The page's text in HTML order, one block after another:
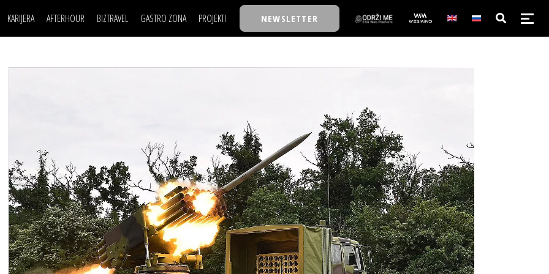
KARIJERA AFTERHOUR BIZTRAVEL GASTRO ZONA PROJEKTI
BACK TO OFFICE/SCHOOL
BIZBENDOVI
BIZKOLEGIJUM
BMW BIZNIS LIGA
BIZLIFE WEEK
IZJAVA GODINE
NEWSLETTER
POSAO
MOJ UGAO
FILM I SCENA
AUTO SVET
NAJKOLEGA
30 ISPOD 30
BIZKOLEGIJUM
BMW BIZNIS LIGA
BIZLIFE WEEK
IZJAVA GODINE